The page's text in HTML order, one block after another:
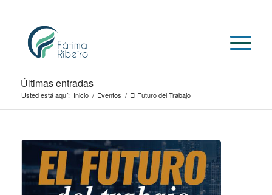
Últimas entradas
Usted está aquí: Inicio / Eventos / El Futuro del Trabajo